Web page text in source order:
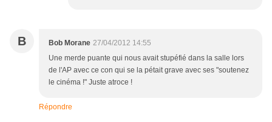
B Bob Morane 27/04/2012 14:55
Une merde puante qui nous avait stupéfié dans la salle lors
de l'AP avec ce con qui se la pétait grave avec ses "soutenez
le cinéma !" Juste atroce !
Répondre